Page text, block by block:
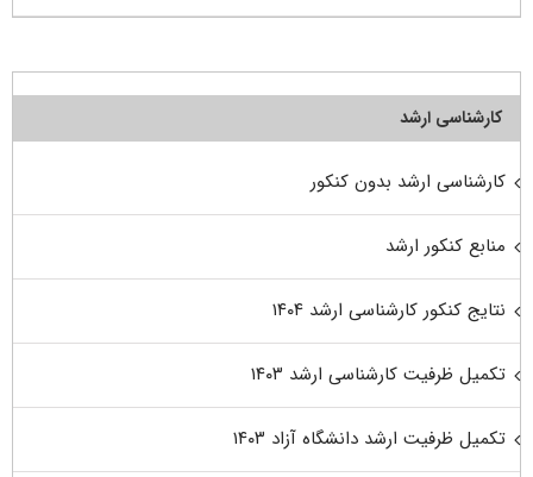
کارشناسی ارشد
کارشناسی ارشد بدون کنکور
منابع کنکور ارشد
نتایج کنکور کارشناسی ارشد ۱۴۰۴
تکمیل ظرفیت کارشناسی ارشد ۱۴۰۳
تکمیل ظرفیت ارشد دانشگاه آزاد ۱۴۰۳